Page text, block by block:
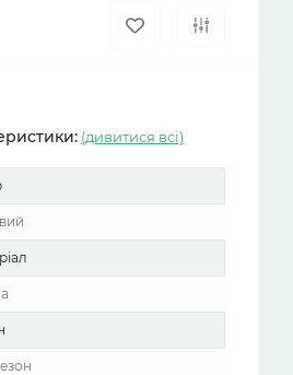
(дивитися всі)